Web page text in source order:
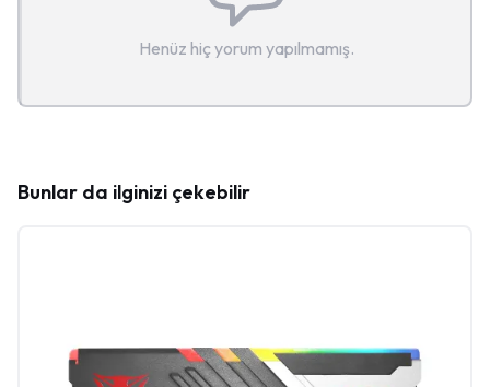
Henüz hiç yorum yapılmamış.
Bunlar da ilginizi çekebilir